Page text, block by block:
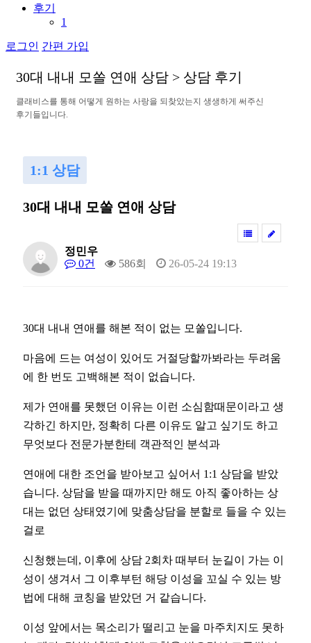
후기
1
로그인 간편 가입
30대 내 내 모쏠 연애 상담 > 상담 후기
클래비 스를 통해 어 떻게 원하는 사랑을 되 찾았는지 생생하게 써 주신
후기 들입 니 다.
1:1 상담
30대 내내 모쏠 연애 상담
정민우
0건
586회 26-05-24 19:13
30대 내내 연애를 해본 적이 없는 모쏠입니다.
마음에 드는 여성이 있어도 거절당할까봐라는 두려움
에 한 번도 고백해본 적이 없습니다.
제가 연애를 못했던 이유는 이런 소심함때문이라고 생
각하긴 하지만, 정확히 다른 이유도 알고 싶기도 하고
무엇보다 전문가분한테 객관적인 분석과
연애에 대한 조언을 받아보고 싶어서 1:1 상담을 받았
습니다. 상담을 받을 때까지만 해도 아직 좋아하는 상
대는 없던 상태였기에 맞춤상담을 분할로 들을 수 있는
걸로
신청했는데, 이후에 상담 2회차 때부터 눈길이 가는 이
성이 생겨서 그 이후부턴 해당 이성을 꼬실 수 있는 방
법에 대해 코칭을 받았던 거 같습니다.
이성 앞에서는 목소리가 떨리고 눈을 마주치지도 못하